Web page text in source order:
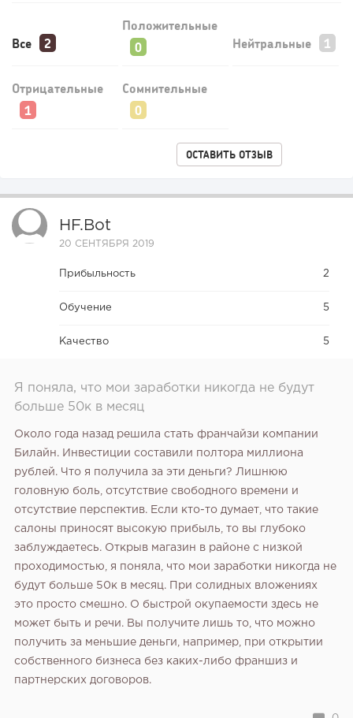
Конференции августа 2026: лучшие мероприятия месяца
Все
Положительные
Нейтральные
Отрицательные Сомнительные
ОСТАВИТЬ ОТЗЫВ
HF.bot
20 СЕНТЯБРЯ 2019
Прибыльность 2
Обучение 5
Качество 5
Я поняла, что мои заработки никогда не будут
больше 50к в месяц
Около года назад решила стать франчайзи компании
Билайн. Инвестиции составили полтора миллиона
рублей. Что я получила за эти деньги? Лишнюю
головную боль, отсутствие свободного времени и
отсутствие перспектив. Если кто-то думает, что такие
салоны приносят высокую прибыль, то вы глубоко
заблуждаетесь. Открыв магазин в районе с низкой
проходимостью, я поняла, что мои заработки никогда не
будут больше 50к в месяц. При солидных вложениях
это просто смешно. О быстрой окупаемости здесь не
может быть и речи. Вы получите лишь то, что можно
получить за меньшие деньги, например, при открытии
собственного бизнеса без каких-либо франшиз и
партнерских договоров.